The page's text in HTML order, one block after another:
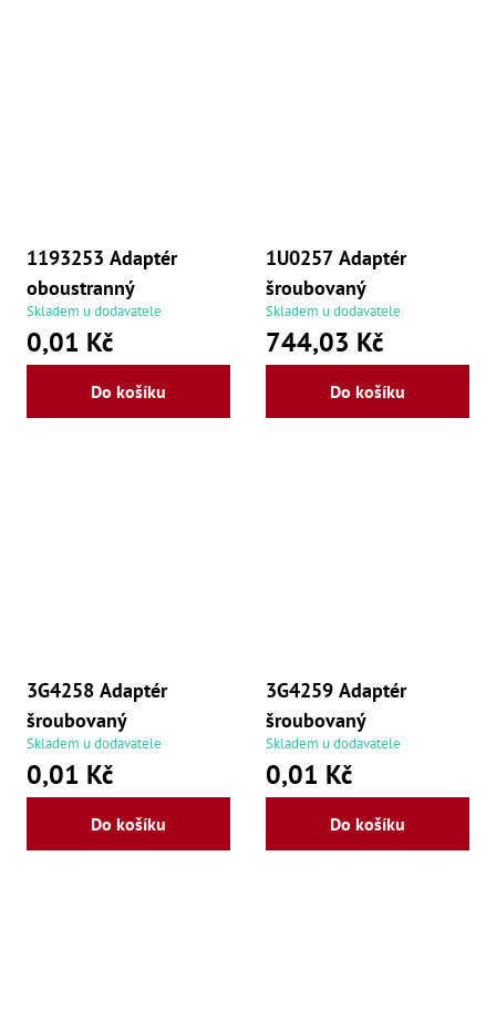
1193253 Adaptér
oboustranný
Skladem u dodavatele
0,01 Kč
Do košíku
1U0257 Adaptér
šroubovaný
Skladem u dodavatele
744,03 Kč
Do košíku
3G4258 Adaptér
šroubovaný
Skladem u dodavatele
0,01 Kč
Do košíku
3G4259 Adaptér
šroubovaný
Skladem u dodavatele
0,01 Kč
Do košíku